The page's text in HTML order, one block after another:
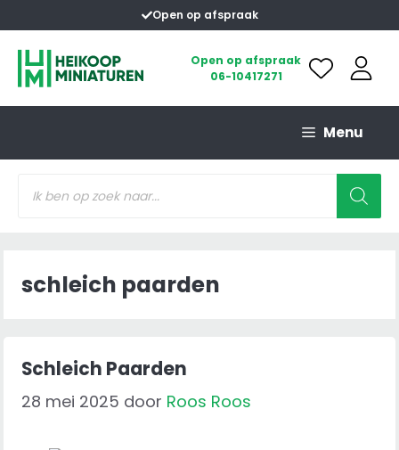
naar
inhoud
Open op afspraak
Open op afspraak
06-10417271
Menu
zoeken
schleich paarden
Schleich Paarden
28 mei 2025 door Roos Roos